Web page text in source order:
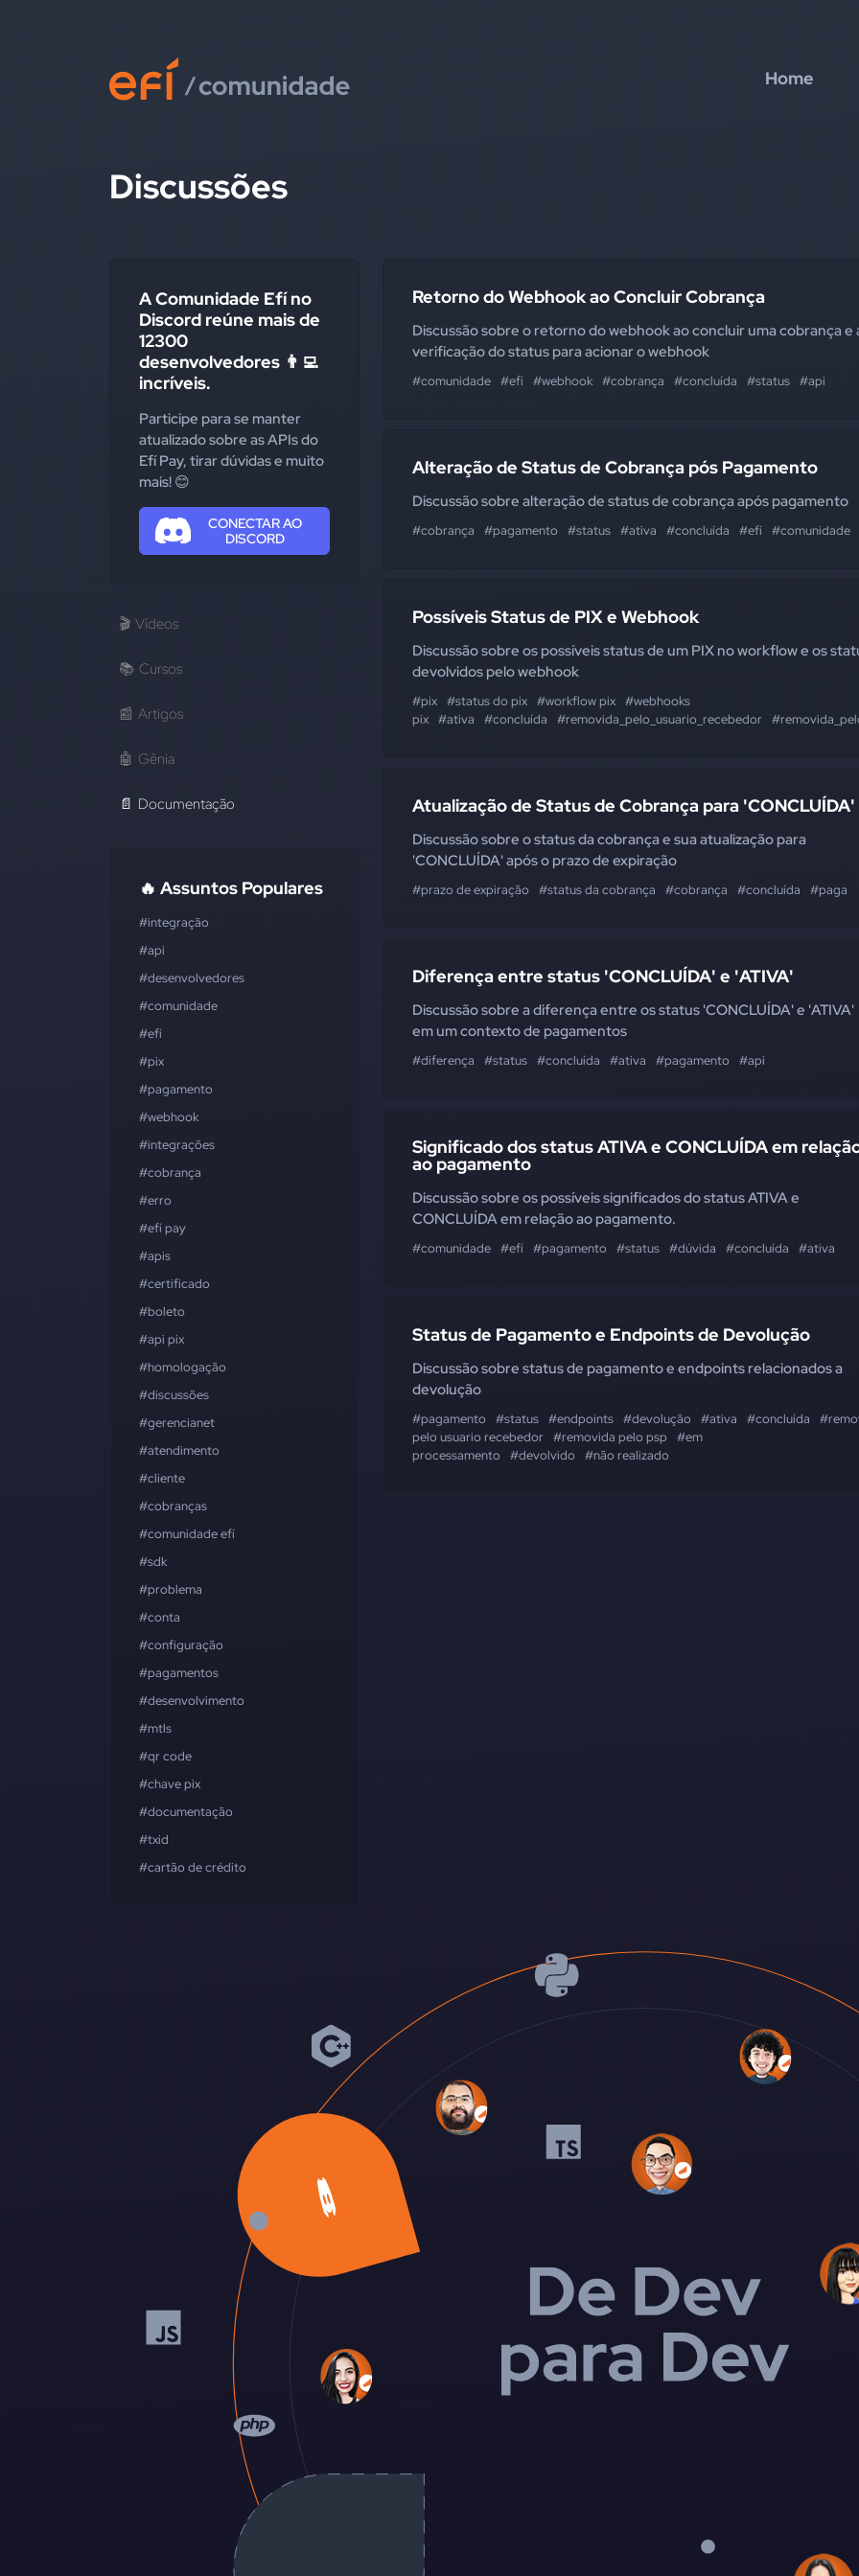
Home
Discussões
A Comunidade Efí no
Discord reúne mais de
12300
desenvolvedores 👨‍💻
incríveis.
Participe para se manter
atualizado sobre as APIs do
Efí Pay, tirar dúvidas e muito
mais! 😊
CONECTAR AO
DISCORD
🎬 Vídeos
📚 Cursos
📰 Artigos
🤖 Gênia
📄 Documentação
🔥 Assuntos Populares
#integração
#api
#desenvolvedores
#comunidade
#efí
#pix
#pagamento
#webhook
#integrações
#cobrança
#erro
#efí pay
#apis
#certificado
#boleto
#api pix
#homologação
#discussões
#gerencianet
#atendimento
#cliente
#cobranças
#comunidade efí
#sdk
#problema
#conta
#configuração
#pagamentos
#desenvolvimento
#mtls
#qr code
#chave pix
#documentação
#txid
#cartão de crédito
Retorno do Webhook ao Concluir Cobrança
Discussão sobre o retorno do webhook ao concluir uma cobrança e
verificação do status para acionar o webhook
#comunidade #efí #webhook #cobrança #concluída #status #api
Alteração de Status de Cobrança pós Pagamento
Discussão sobre alteração de status de cobrança após pagamento
#cobrança #pagamento #status #ativa #concluída #efí #comunidade
Possíveis Status de PIX e Webhook
Discussão sobre os possíveis status de um PIX no workflow e os
devolvidos pelo webhook
#pix #status do pix #workflow pix #webhooks
pix #ativa #concluída #removida_pelo_usuario_recebedor
Atualização de Status de Cobrança para 'CONCLUÍDA'
Discussão sobre o status da cobrança e sua atualização para
'CONCLUÍDA' após o prazo de expiração
#prazo de expiração #status da cobrança #cobrança #concluída #paga
Diferença entre status 'CONCLUÍDA' e 'ATIVA'
Discussão sobre a diferença entre os status 'CONCLUÍDA' e 'ATIVA'
em um contexto de pagamentos
#diferença #status #concluída #ativa #pagamento #api
Significado dos status ATIVA e CONCLUÍDA em
ao pagamento
Discussão sobre os possíveis significados do status ATIVA e
CONCLUÍDA em relação ao pagamento.
#comunidade #efí #pagamento #status #dúvida #concluída #ativa
Status de Pagamento e Endpoints de Devolução
Discussão sobre status de pagamento e endpoints relacionados a
devolução
#pagamento #status #endpoints #devolução #ativa #concluída
pelo usuario recebedor
#removida pelo psp
#em
processamento
#devolvido #não realizado